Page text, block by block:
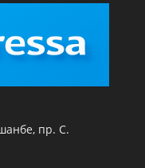
пр. С.